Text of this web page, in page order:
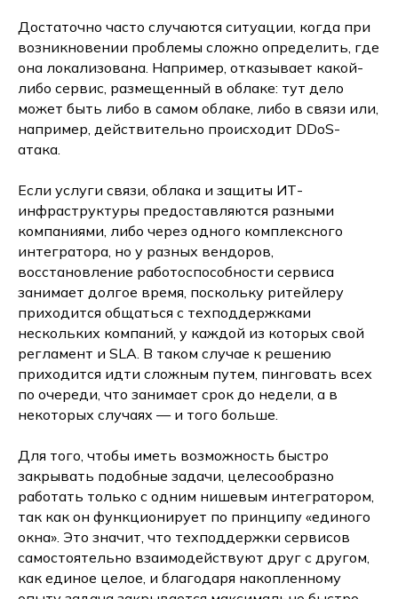
Достаточно часто случаются ситуации, когда при
возникновении проблемы сложно определить, где
она локализована. Например, отказывает какой-
либо сервис, размещенный в облаке: тут дело
может быть либо в самом облаке, либо в связи или,
например, действительно происходит DDoS-
атака.
Если услуги связи, облака и защиты ИТ-
инфраструктуры предоставляются разными
компаниями, либо через одного комплексного
интегратора, но у разных вендоров,
восстановление работоспособности сервиса
занимает долгое время, поскольку ритейлеру
приходится общаться с техподдержками
нескольких компаний, у каждой из которых свой
регламент и SLA. В таком случае к решению
приходится идти сложным путем, пинговать всех
по очереди, что занимает срок до недели, а в
некоторых случаях — и того больше.
Для того, чтобы иметь возможность быстро
закрывать подобные задачи, целесообразно
работать только с одним нишевым интегратором,
так как он функционирует по принципу «единого
окна». Это значит, что техподдержки сервисов
самостоятельно взаимодействуют друг с другом,
как единое целое, и благодаря накопленному